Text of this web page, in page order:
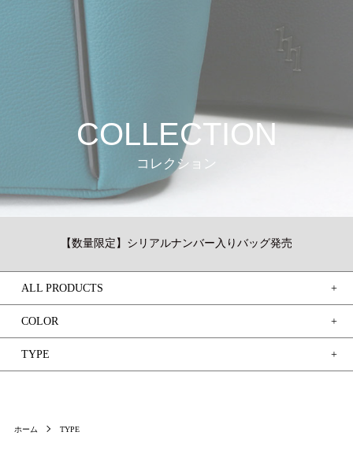
COLLECTION
コレクション
【数量限定】シリアルナンバー入りバッグ発売
ホーム TYPE
ALL PRODUCTS
COLOR
TYPE